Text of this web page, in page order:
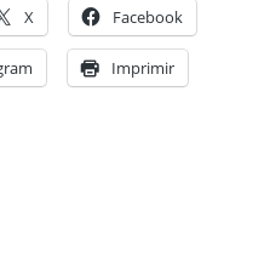
X Facebook
Imprimir